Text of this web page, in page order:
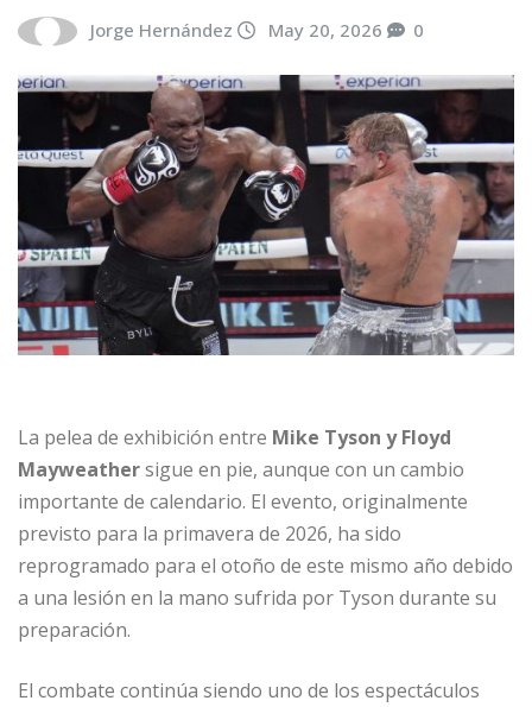
Jorge Hernández May 20, 2026 0
La pelea de exhibición entre Mike Tyson y Floyd
Mayweathersigue en pie, aunque con un cambio
importante de calendario. El evento, originalmente
previsto para la primavera de 2026, ha sido
reprogramado para el otoño de este mismo año debido
a una lesión en la mano sufrida por Tyson durante su
preparación.
El combate continúa siendo uno de los espectáculos